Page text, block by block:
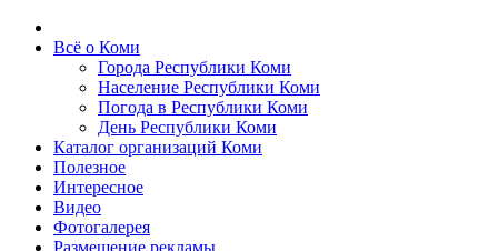
Всё о Коми
Города Республики Коми
Население Республики Коми
Погода в Республики Коми
День Республики Коми
Каталог организаций Коми
Полезное
Интересное
Видео
Фотогалерея
Размещение рекламы